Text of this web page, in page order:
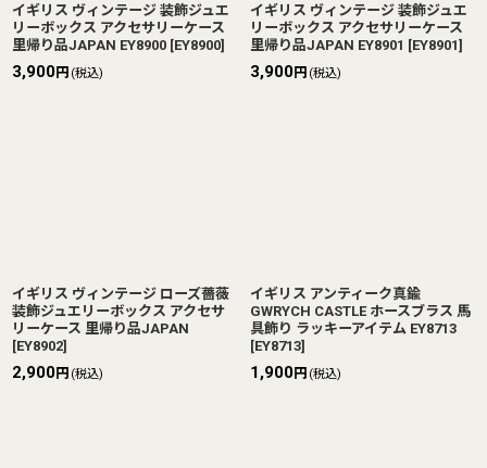
イギリス ヴィンテージ 装飾ジュエ
リーボックス アクセサリーケース
里帰り品JAPAN EY8900 [EY8900]
3,900円 (税込)
イギリス ヴィンテージ 装飾ジュエ
リーボックス アクセサリーケース
里帰り品JAPAN EY8901 [EY8901]
3,900円 (税込)
イギリス ヴィンテージ ローズ薔薇
装飾ジュエリーボックス アクセサ
リーケース 里帰り品JAPAN
[EY8902]
2,900円 (税込)
イギリス アンティーク真鍮
GWRYCH CASTLE ホースブラス 馬
具飾り ラッキーアイテム EY8713
[EY8713]
1,900円 (税込)